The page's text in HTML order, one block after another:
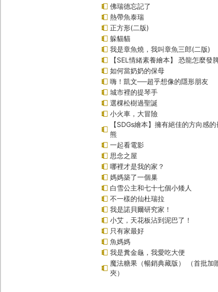
佛瑞德忘記了
熱帶魚泰瑞
正方形(二版)
躲貓貓
我是章魚燒，我叫章魚三郎(二版)
【SEL情緒素養繪本】 恐龍怎麼發
如何當奶奶的保母
嗨！凱文──超乎想像的隱形朋友
城市裡的提琴手
選棵松樹過聖誕
小火車，大冒險
【SDGs繪本】擁有絕佳的方向感
熊
一起看電影
思念之屋
哪裡才是我的家？
媽媽築了一個巢
白雪公主和七十七個小矮人
不一樣的仙杜瑞拉
我是諾貝爾研究家！
小艾，天花板沾到泥巴了！
只有家最好
魚媽媽
我是糞金龜，我愛吃大便
魔法糖果（暢銷典藏版） （首批加
夾）